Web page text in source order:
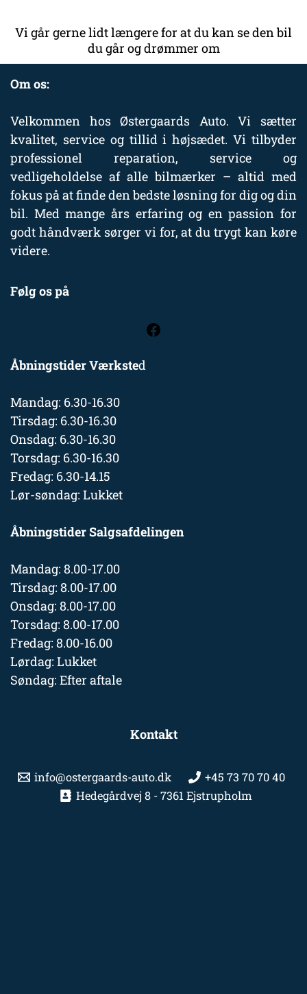
Vi går gerne lidt længere for at du kan se den bil
du går og drømmer om
Om os:
Velkommen hos Østergaards Auto. Vi sætter
kvalitet, service og tillid i højsædet. Vi tilbyder
professionel reparation, service og
vedligeholdelse af alle bilmærker – altid med
fokus på at finde den bedste løsning for dig og din
bil. Med mange års erfaring og en passion for
godt håndværk sørger vi for, at du trygt kan køre
videre.
Følg os på
Åbningstider Værksted
Mandag: 6.30-16.30
Tirsdag: 6.30-16.30
Onsdag: 6.30-16.30
Torsdag: 6.30-16.30
Fredag: 6.30-14.15
Lør-søndag: Lukket
Åbningstider Salgsafdelingen
Mandag: 8.00-17.00
Tirsdag: 8.00-17.00
Onsdag: 8.00-17.00
Torsdag: 8.00-17.00
Fredag: 8.00-16.00
Lørdag: Lukket
Søndag: Efter aftale
Kontakt
info@ostergaards-auto.dk
+45 73 70 70 40
Hedegårdvej 8 - 7361 Ejstrupholm